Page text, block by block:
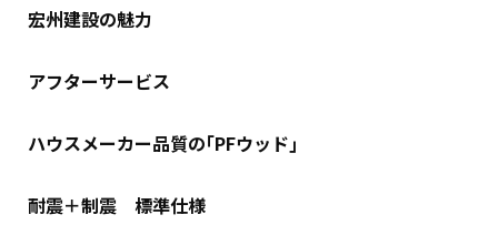
宏州建設の魅力
アフターサービス
ハウスメーカー品質の｢PFウッド｣
耐震＋制震 標準仕様